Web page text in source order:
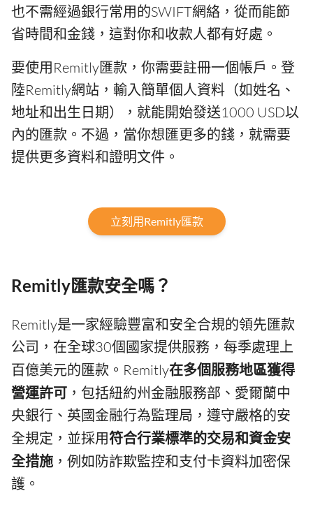
也不需經過銀行常用的SWIFT網絡，從而能節
省時間和金錢，這對你和收款人都有好處。
要使用Remitly匯款，你需要註冊一個帳戶。登
陸Remitly網站，輸入簡單個人資料（如姓名、
地址和出生日期），就能開始發送1000 USD以
內的匯款。不過，當你想匯更多的錢，就需要
提供更多資料和證明文件。
立刻用Remitly匯款
Remitly匯款安全嗎？
Remitly是一家經驗豐富和安全合規的領先匯款
公司，在全球30個國家提供服務，每季處理上
百億美元的匯款。Remitly在多個服務地區獲得
營運許可 ，包括紐約州金融服務部、愛爾蘭中
央銀行、英國金融行為監理局，遵守嚴格的安
全規定，並採用符合行業標準的交易和資金安
全措施 ，例如防詐欺監控和支付卡資料加密保
護。